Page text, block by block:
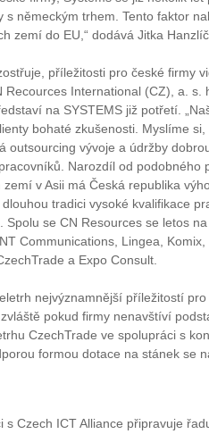
s německým trhem. Tento faktor
zemí do EU,“ dodává Jitka
příležitosti pro české firmy
Recources International (CZ), a. s.
na SYSTEMS již potřetí.
bohaté zkušenosti. Myslíme
outsourcing vývoje a údržby
Narozdíl od podobného
v Asii má Česká republika
tradici vysoké kvalifikace
Spolu se CN Resources se letos
Communications, Lingea,
a Expo Consult.
nejvýznamnější příležitostí
pokud firmy nenavštíví
CzechTrade ve spolupráci s
formou dotace na stánek se
s Czech ICT Alliance připravuje